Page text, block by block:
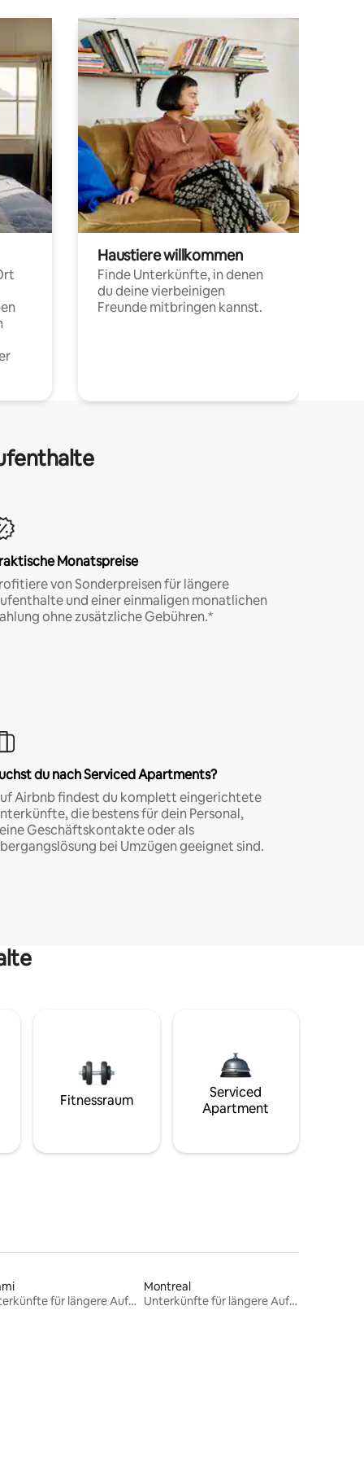
Haustiere willkommen
Finde Unterkünfte, in denen
du deine vierbeinigen
Freunde mitbringen kannst.
Monatspreise
von Sonderpreisen für längere
und einer einmaligen monatlichen
ohne zusätzliche Gebühren.*
du nach Serviced Apartments?
Airbnb findest du komplett eingerichtete
die bestens für dein Personal,
Geschäftskontakte oder als
bei Umzügen geeignet sind.
Fitnessraum
Serviced
Apartment
Unterkünfte für längere Aufenthalte
Montreal
Unterkünfte für längere Aufenthalte